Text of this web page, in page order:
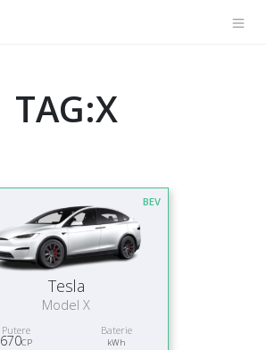
TAG:X
BEV
Tesla
Model X
Putere
670CP
Baterie
kWh